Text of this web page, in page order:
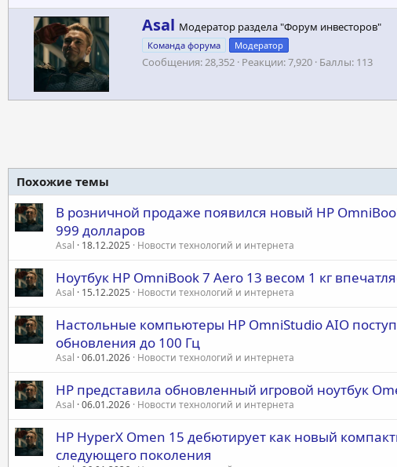
А
в
т
о
Asal Модератор раздела "Форум инвесторов"
Команда форума Модератор
Сообщения 28,352 Реакции 7,920 Баллы 113
Похожие темы
В розничной продаже появился новый HP
999 долларов
Asal 18.12.2025 Новости технологий и интернета
Ноутбук HP OmniBook 7 Aero 13 весом 1 кг
Asal 15.12.2025 Новости технологий и интернета
Настольные компьютеры HP OmniStudio AIO
обновления до 100 Гц
Asal 06.01.2026 Новости технологий и интернета
HP представила обновленный игровой ноутбук
Asal 06.01.2026 Новости технологий и интернета
HP HyperX Omen 15 дебютирует как новый
следующего поколения